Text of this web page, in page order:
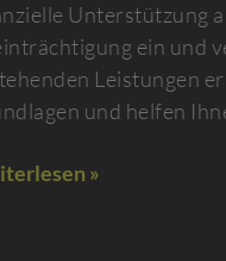
Unterstützung
ein und
Leistungen
und helfen
»